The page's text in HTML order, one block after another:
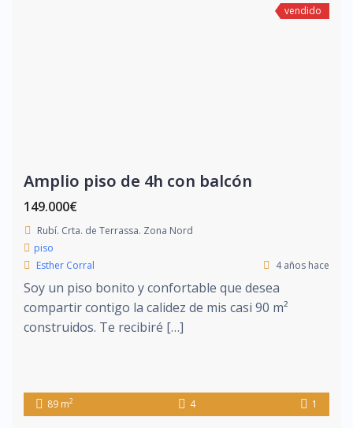
vendido
Amplio piso de 4h con balcón
149.000€
Rubí. Crta. de Terrassa. Zona Nord
piso
Esther Corral
4 años hace
Soy un piso bonito y confortable que desea
compartir contigo la calidez de mis casi 90 m²
construidos. Te recibiré […]
89 m2 4 1